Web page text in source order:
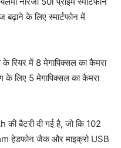
के लिए स्मार्टफोन में
के रियर में 8 मेगापिक्सल का कैमरा
के लिए 5 मेगापिक्सल का कैमरा
की बैटरी दी गई है, जो कि 102
हेडफोन जैक और माइक्रो USB